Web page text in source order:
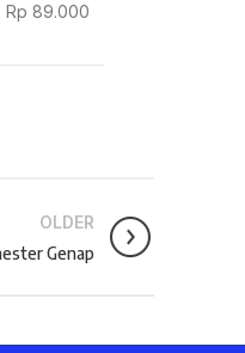
Rp 89.000
OLDER
Genap